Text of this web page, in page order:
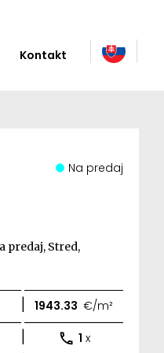
Kontakt
Na predaj
predaj, Stred,
| 1943.33 €/m²
| 1 x